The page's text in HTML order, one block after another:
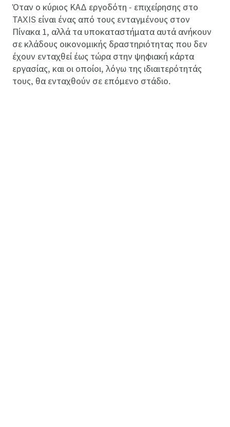
Όταν ο κύριος ΚΑΔ εργοδότη - επιχείρησης στο
ΤΑXIS είναι ένας από τους ενταγμένους στον
Πίνακα 1, αλλά τα υποκαταστήματα αυτά ανήκουν
σε κλάδους οικονομικής δραστηριότητας που δεν
έχουν ενταχθεί έως τώρα στην ψηφιακή κάρτα
εργασίας, και οι οποίοι, λόγω της ιδιαιτερότητάς
τους, θα ενταχθούν σε επόμενο στάδιο.